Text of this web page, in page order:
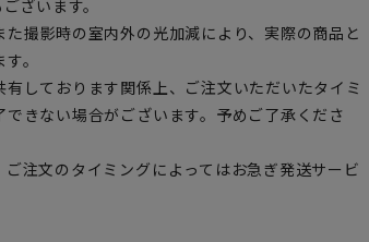
ざいます。
撮影時の室内外の光加減により、実際の商品と
。
しております関係上、ご注文いただいたタイミ
きない場合がございます。予めご了承くださ
注文のタイミングによってはお急ぎ発送サービ